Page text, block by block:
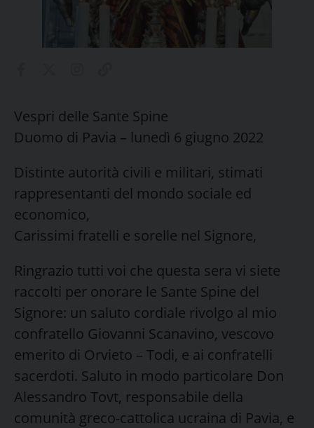
Vespri delle Sante Spine
Duomo di Pavia – lunedì 6 giugno 2022
Distinte autorità civili e militari, stimati
rappresentanti del mondo sociale ed
economico,
Carissimi fratelli e sorelle nel Signore,
Ringrazio tutti voi che questa sera vi siete
raccolti per onorare le Sante Spine del
Signore: un saluto cordiale rivolgo al mio
confratello Giovanni Scanavino, vescovo
emerito di Orvieto – Todi, e ai confratelli
sacerdoti. Saluto in modo particolare Don
Alessandro Tovt, responsabile della
comunità greco-cattolica ucraina di Pavia, e